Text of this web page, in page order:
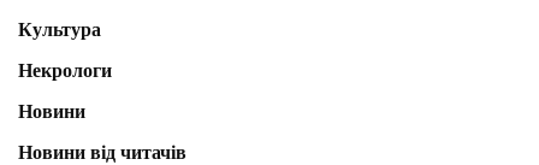
Культура
Некрологи
Новини
Новини від читачів